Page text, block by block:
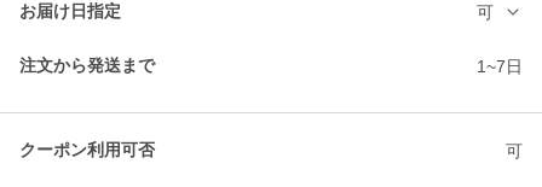
お届け日指定 可
注文から発送まで 1~7日
クーポン利用可否 可